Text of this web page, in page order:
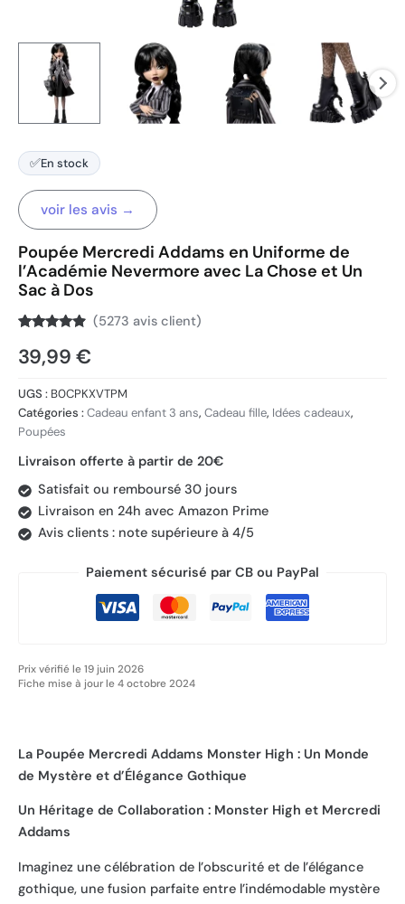
✅En stock
voir les avis →
Poupée Mercredi Addams en Uniforme de
l’Académie Nevermore avec La Chose et Un
Sac à Dos
sur 5
basé sur
client
(5273 avis client)
39,99 €
UGS : B0CPKXVTPM
Catégories :Cadeau enfant 3 ans, Cadeau fille, Idées cadeaux,
Poupées
Livraison offerte à partir de 20€
Satisfait ou remboursé 30 jours
Livraison en 24h avec Amazon Prime
Avis clients : note supérieure à 4/5
Paiement sécurisé par CB ou PayPal
Prix vérifié le 19 juin 2026
Fiche mise à jour le 4 octobre 2024
La Poupée Mercredi Addams Monster High : Un Monde
de Mystère et d’Élégance Gothique
Un Héritage de Collaboration : Monster High et Mercredi
Addams
Imaginez une célébration de l’obscurité et de l’élégance
gothique, une fusion parfaite entre l’indémodable mystère